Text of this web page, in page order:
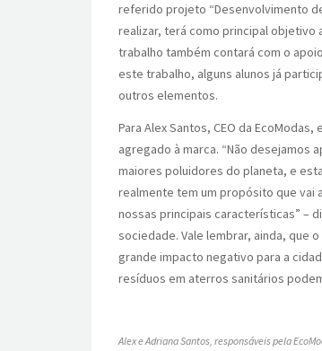
referido projeto “Desenvolvimento
realizar, terá como principal
trabalho também contará com o
este trabalho, alguns alunos já
outros elementos.
Para Alex Santos, CEO da
agregado à marca. “Não desejamos
maiores poluidores do planeta, e
realmente tem um propósito que vai
nossas principais características” –
sociedade. Vale lembrar, ainda, que
grande impacto negativo para a
resíduos em aterros sanitários
Alex e Adriana Santos, responsáveis pela